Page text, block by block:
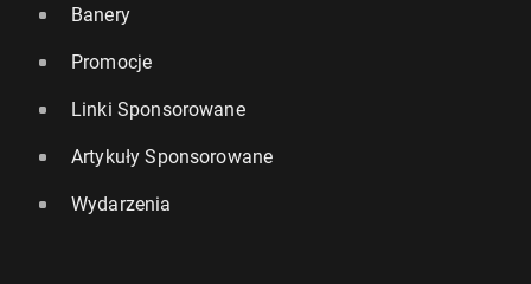
Banery
Promocje
Linki Sponsorowane
Artykuły Sponsorowane
Wydarzenia